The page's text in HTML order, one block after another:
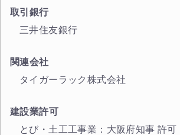
取引銀行
三井住友銀行
関連会社
タイガーラック株式会社
建設業許可
とび・土工工事業：大阪府知事 許可